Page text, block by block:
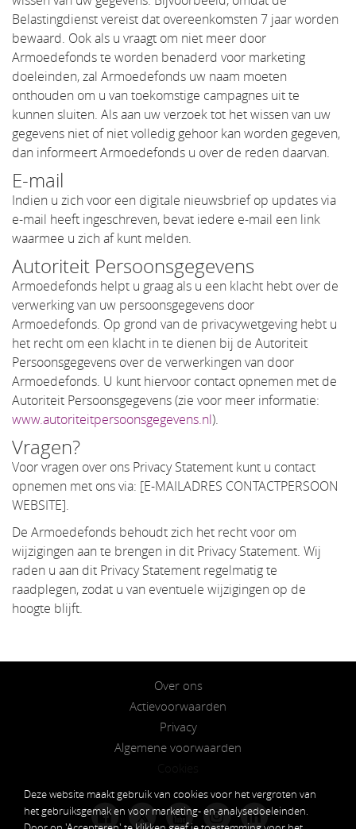
Belastingdienst vereist dat overeenkomsten 7 jaar worden
bewaard. Ook als u vraagt om niet meer door
Armoedefonds te worden benaderd voor marketing
doeleinden, zal Armoedefonds uw naam moeten
onthouden om u van toekomstige campagnes uit te
kunnen sluiten. Als aan uw verzoek tot het wissen van uw
gegevens niet of niet volledig gehoor kan worden gegeven,
dan informeert Armoedefonds u over de reden daarvan.
E-mail
Indien u zich voor een digitale nieuwsbrief op updates via
e-mail heeft ingeschreven, bevat iedere e-mail een link
waarmee u zich af kunt melden.
Autoriteit Persoonsgegevens
Armoedefonds helpt u graag als u een klacht hebt over de
verwerking van uw persoonsgegevens door
Armoedefonds. Op grond van de privacywetgeving hebt u
het recht om een klacht in te dienen bij de Autoriteit
Persoonsgegevens over de verwerkingen van door
Armoedefonds. U kunt hiervoor contact opnemen met de
Autoriteit Persoonsgegevens (zie voor meer informatie:
www.autoriteitpersoonsgegevens.nl).
Vragen?
Voor vragen over ons Privacy Statement kunt u contact
opnemen met ons via: [E-MAILADRES CONTACTPERSOON
WEBSITE].
De Armoedefonds behoudt zich het recht voor om
wijzigingen aan te brengen in dit Privacy Statement. Wij
raden u aan dit Privacy Statement regelmatig te
raadplegen, zodat u van eventuele wijzigingen op de
hoogte blijft.
Over ons
Actievoorwaarden
Privacy
Algemene voorwaarden
𝕏
Deze website maakt gebruik van cookies voor het vergroten van
het gebruiksgemak en voor marketing- en analysedoeleinden.